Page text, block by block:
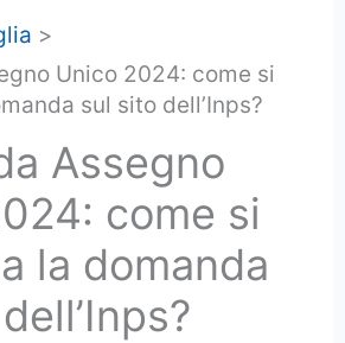
Unico 2024: come si
sul sito dell’Inps?
Assegno
come si
la domanda